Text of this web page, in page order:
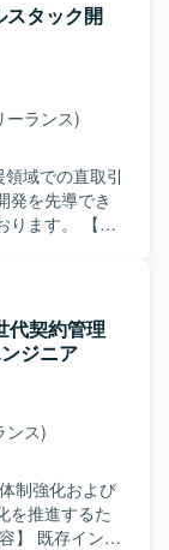
スタック開
ーランス)
域での直取引
発を先導でき
す。 【作
）とAWS
ていただきま
要件整理から
す。リファ
推進による
やCI/CDを活
生産性を高
ていただき
す。関係者と
件や仕様を整
代契約管理
ジニア
ンス)
制強化および
を推進するた